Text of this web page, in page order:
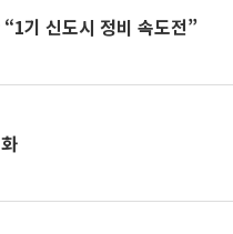
기 신도시 정비 속도전”